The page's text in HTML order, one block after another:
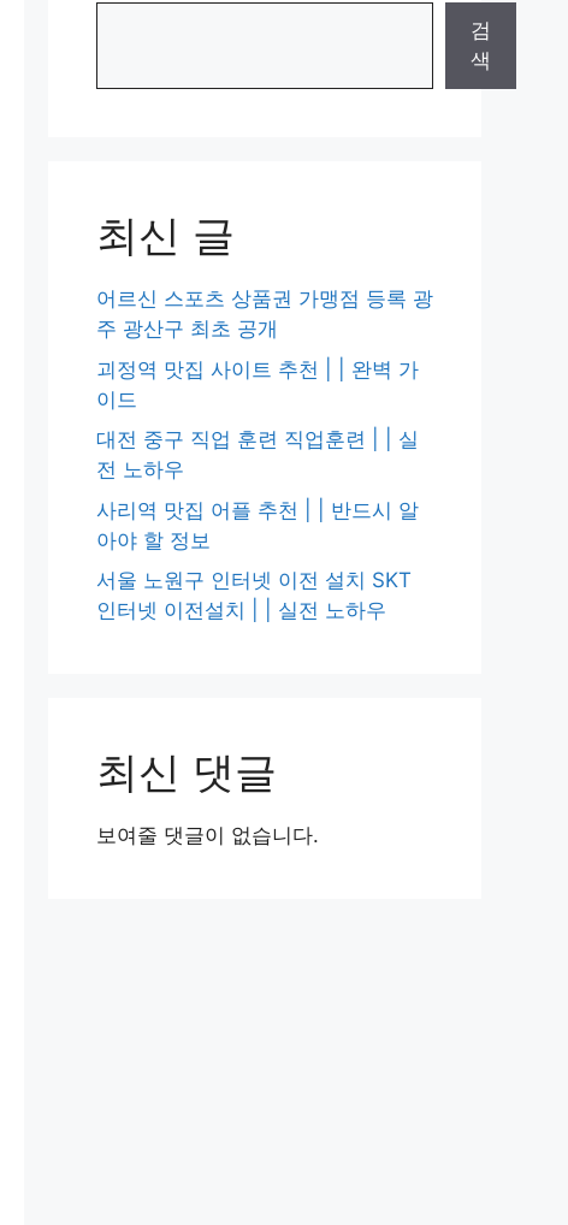
검
색
최신 글
어르신 스포츠 상품권 가맹점 등록 광
주 광산구 최초 공개
괴정역 맛집 사이트 추천 | | 완벽 가
이드
대전 중구 직업 훈련 직업훈련 | | 실
전 노하우
사리역 맛집 어플 추천 | | 반드시 알
아야 할 정보
서울 노원구 인터넷 이전 설치 SKT
인터넷 이전설치 | | 실전 노하우
최신 댓글
보여줄 댓글이 없습니다.